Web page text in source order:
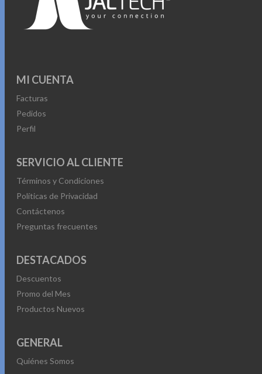
MI CUENTA
Facturas
Pedidos
Perfil
SERVICIO AL CLIENTE
Términos y Condiciones
Políticas de Privacidad
Contáctenos
Preguntas frecuentes
DESTACADOS
Descuentos
Promo del Mes
Productos Nuevos
GENERAL
Quiénes Somos